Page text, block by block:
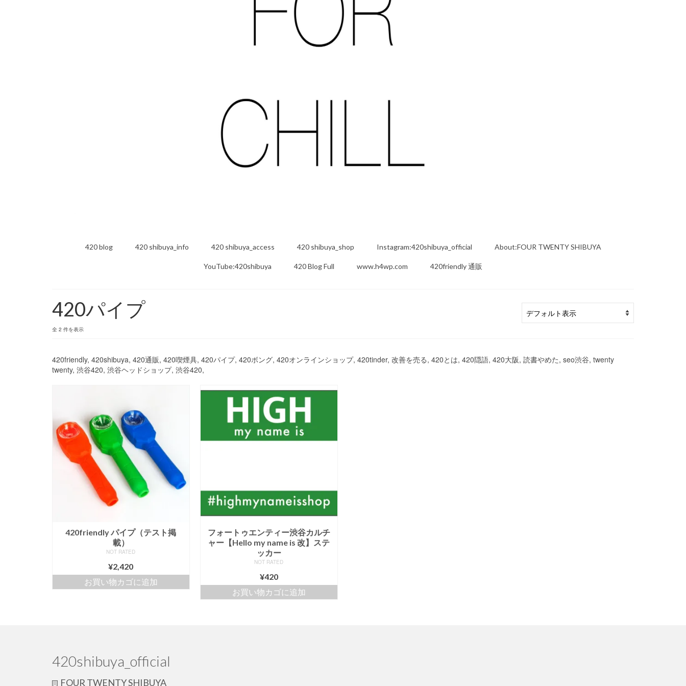
420 blog 420 shibuya_info 420 shibuya_access 420 shibuya_shop Instagram:420shibuya_official About:FOUR TWENTY SHIBUYA
YouTube:420shibuya 420 Blog Full www.h4wp.com 420friendly 通販
420パイプ
全 2 件を表示
420friendly, 420shibuya, 420通販, 420喫煙具, 420パイプ, 420ボング, 420オンラインショップ, 420tinder, 改善を売る, 420とは, 420隠語, 420大阪, 読書やめた, seo渋谷, twenty
twenty, 渋谷420, 渋谷ヘッドショップ, 渋谷420,
420friendly パイプ（テスト掲
載）
NOT RATED
¥2,420
お買い物カゴに追加
フォートゥエンティー渋谷カルチ
ャー【Hello my name is 改】ステ
ッカー
NOT RATED
¥420
お買い物カゴに追加
420shibuya_official
FOUR TWENTY SHIBUYA